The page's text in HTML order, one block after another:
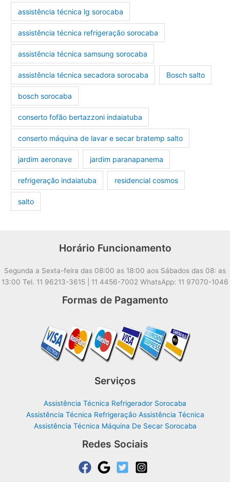
assistência técnica lg sorocaba
assistência técnica refrigeração sorocaba
assistência técnica samsung sorocaba
assistência técnica secadora sorocaba Bosch salto
bosch sorocaba
conserto fofão bertazzoni indaiatuba
conserto máquina de lavar e secar bratemp salto
jardim aeronave jardim paranapanema
refrigeração indaiatuba residencial cosmos
salto
Horário Funcionamento
Segunda a Sexta-feira das 08:00 as 18:00 aos Sábados das 08: as
13:00 Tel. 11 96213-3615 | 11 4456-7002 WhatsApp: 11 97070-1046
Formas de Pagamento
Serviços
Assistência Técnica Refrigerador Sorocaba
Assistência Técnica Refrigeração Assistência Técnica
Assistência Técnica Máquina De Secar Sorocaba
Redes Sociais